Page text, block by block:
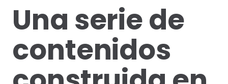
Una serie de
contenidos